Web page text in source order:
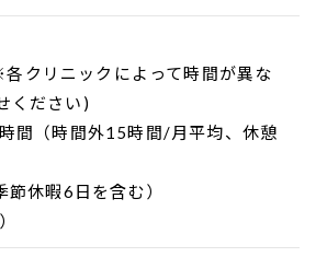
クリニックによって時間が異な
ください)
間（時間外15時間/月平均、休憩
休暇6日を含む）